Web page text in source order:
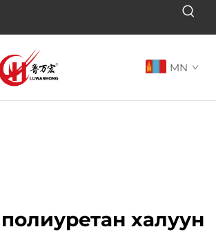
MN
халуун